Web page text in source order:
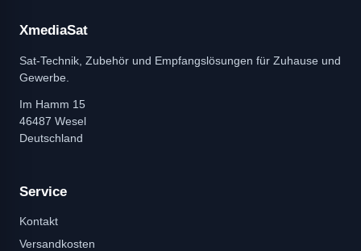
XmediaSat
Sat-Technik, Zubehör und Empfangslösungen für Zuhause und
Gewerbe.
Im Hamm 15
46487 Wesel
Deutschland
Service
Kontakt
Versandkosten